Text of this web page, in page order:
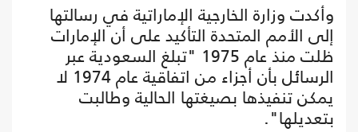
وأكدت وزارة الخارجية الإماراتية في رسالتها
إلى الأمم المتحدة التأكيد على أن الإمارات
ظلت منذ عام 1975 "تبلغ السعودية عبر
الرسائل بأن أجزاء من اتفاقية عام 1974 لا
يمكن تنفيذها بصيغتها الحالية وطالبت
بتعديلها".